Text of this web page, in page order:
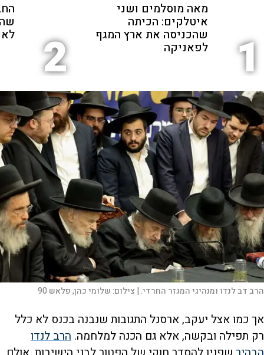
1
מאה מוסלמים ושני
איטלקים: הכיתה
שהכניסה את ארץ המגף
לפאניקה 2
הרב דב לנדו ומנהיגי המגזר החרדי. | צילום:שלומי כהן, פלאש 90
אך כמו אצל יעקב, ארסנל התגובות שנבנה בכנס לא כלל
רק תפילה ובקשה, אלא גם הכנה למלחמה. הרב לנדו